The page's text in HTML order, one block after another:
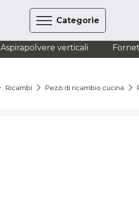
Categorie
Aspirapolvere verticali
Ricambi Pezzi di ricambio cucina